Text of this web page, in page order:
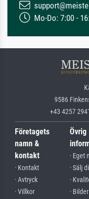
Mo-Do: 7:00 -
9586
+43 4257
Företagets
namn &
kontakt
· Kontakt
· Avtryck
· Villkor
Övrig
· Eget
· Sälj
·
·